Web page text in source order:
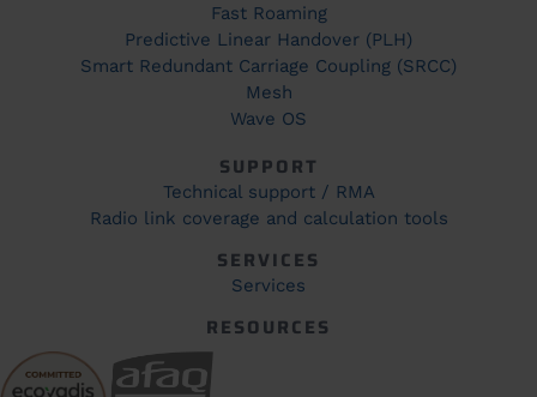
Fast Roaming
Predictive Linear Handover (PLH)
Smart Redundant Carriage Coupling (SRCC)
Mesh
Wave OS
SUPPORT
Technical support / RMA
Radio link coverage and calculation tools
SERVICES
Services
RESOURCES